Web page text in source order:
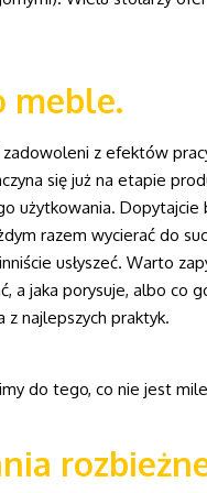
meble.
zadowoleni z efektów
się już na etapie
użytkowania.
razem wycierać do
usłyszeć. Warto
a jaka porysuje, albo co
z najlepszych praktyk.
do tego, co nie jest